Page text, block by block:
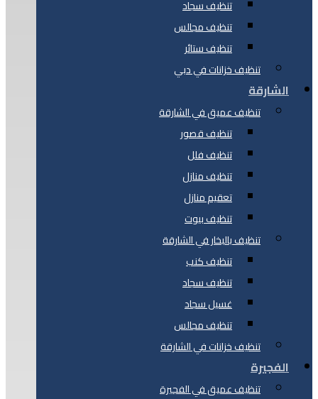
تنظيف سجاد
تنظيف مجالس
تنظيف ستائر
تنظيف خزانات في دبي
الشارقة
تنظيف عميق في الشارقة
تنظيف قصور
تنظيف فلل
تنظيف منازل
تعقيم منازل
تنظيف بيوت
تنظيف بالبخار في الشارقة
تنظيف كنب
تنظيف سجاد
غسيل سجاد
تنظيف مجالس
تنظيف خزانات في الشارقة
الفجيرة
تنظيف عميق في الفجيرة